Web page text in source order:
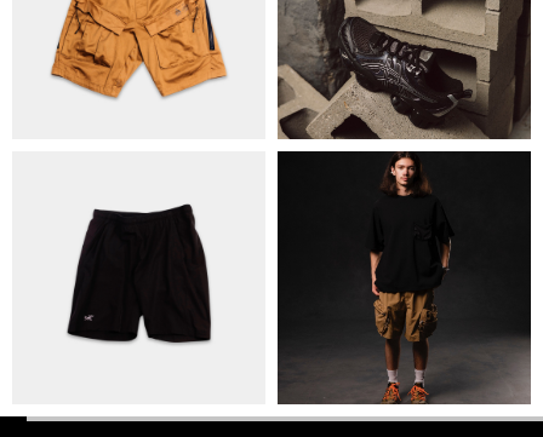
ОПЛАТА ТА ДОСТАВКА
ORDER@DISTANCE.COM.UA
TELEGRAM:
@DISTANCE_UA
УГОДА КОРИСТУВАЧА